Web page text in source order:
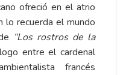
ofreció en el atrio
lo recuerda el mundo
“Los rostros de la
entre el cardenal
francés